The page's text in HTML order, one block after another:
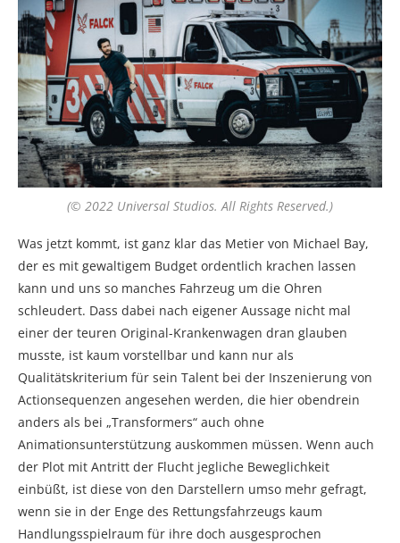
(© 2022 Universal Studios. All Rights Reserved.)
Was jetzt kommt, ist ganz klar das Metier von Michael Bay,
der es mit gewaltigem Budget ordentlich krachen lassen
kann und uns so manches Fahrzeug um die Ohren
schleudert. Dass dabei nach eigener Aussage nicht mal
einer der teuren Original-Krankenwagen dran glauben
musste, ist kaum vorstellbar und kann nur als
Qualitätskriterium für sein Talent bei der Inszenierung von
Actionsequenzen angesehen werden, die hier obendrein
anders als bei „Transformers“ auch ohne
Animationsunterstützung auskommen müssen. Wenn auch
der Plot mit Antritt der Flucht jegliche Beweglichkeit
einbüßt, ist diese von den Darstellern umso mehr gefragt,
wenn sie in der Enge des Rettungsfahrzeugs kaum
Handlungsspielraum für ihre doch ausgesprochen